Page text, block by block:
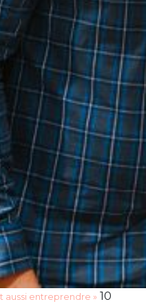
aussi entreprendre » 10